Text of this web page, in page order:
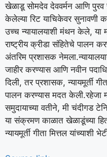
खेळाडू सोमदेव देववर्मन आणि
केलेल्या रिट याचिकेवर सुनावणी
उच्च न्यायालयाशी मंथन केले, या
राष्ट्रीय क्रीडा संहितेचे पालन
अंतरिम प्रशासक नेमला.
जाहीर करण्यास आणि नवीन
दिली, तर प्रशासक, न्यायमूर्ती
पालन करण्यास मदत केली.रहेजा
समुदायाच्या वतीने, मी चंदीगड
या संक्रमण काळात खेळाडूंच्या
न्यायमूर्ती गीता मित्तल यांच्याशी